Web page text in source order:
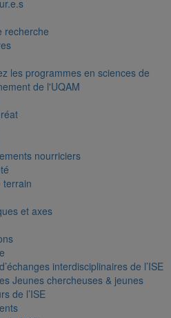
recherche
les programmes en sciences de
de l'UQAM
nourriciers
terrain
et axes
interdisciplinaires de l’ISE
Jeunes chercheuses & jeunes
de l’ISE